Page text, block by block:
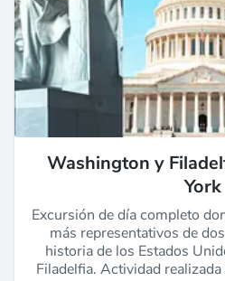
Washington y
York
Excursión de día completo
más representativos de
historia de los Estados
Filadelfia. Actividad